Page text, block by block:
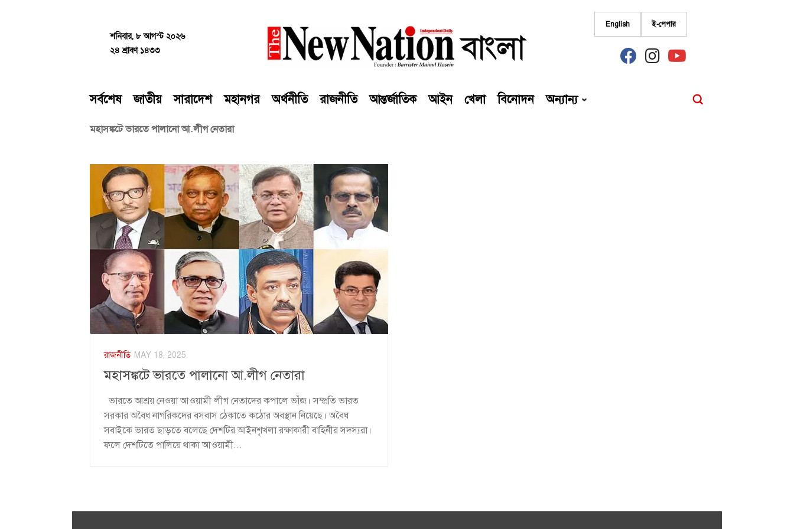
শনিবার, ৮ আগস্ট ২০২৬
২৪ শ্রাবণ ১৪৩৩
English ই-পেপার
fab
fa-
fab
fa-
fab
fa-
সর্বশেষ জাতীয় সারাদেশ মহানগর অর্থনীতি রাজনীতি আন্তর্জাতিক আইন খেলা বিনোদন অন্যান্য
মহাসঙ্কটে ভারতে পালানো আ.লীগ নেতারা
রাজনীতি MAY 18, 2025
মহাসঙ্কটে ভারতে পালানো আ.লীগ নেতারা
ভারতে আশ্রয় নেওয়া আওয়ামী লীগ নেতাদের কপালে ভাঁজ। সম্প্রতি ভারত
সরকার অবৈধ নাগরিকদের বসবাস ঠেকাতে কঠোর অবস্থান নিয়েছে। অবৈধ
সবাইকে ভারত ছাড়তে বলেছে দেশটির আইনশৃখলা রক্ষাকারী বাহিনীর সদস্যরা।
ফলে দেশটিতে পালিয়ে থাকা আওয়ামী...